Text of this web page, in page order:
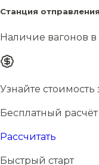
Станция отправления
Наличие вагонов
Узнайте стоимость
Бесплатный расчёт
Рассчитать
Быстрый старт